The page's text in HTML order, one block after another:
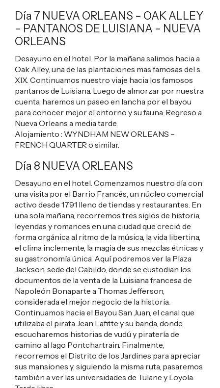
Día 7 NUEVA ORLEANS – OAK ALLEY
– PANTANOS DE LUISIANA – NUEVA
ORLEANS
Desayuno en el hotel. Por la mañana salimos hacia a
Oak Alley, una de las plantaciones mas famosas del s.
XIX. Continuamos nuestro viaje hacia los famosos
pantanos de Luisiana. Luego de almorzar por nuestra
cuenta, haremos un paseo en lancha por el bayou
para conocer mejor el entorno y su fauna. Regreso a
Nueva Orleans a media tarde.
Alojamiento : WYNDHAM NEW ORLEANS –
FRENCH QUARTER o similar.
Día 8 NUEVA ORLEANS
Desayuno en el hotel. Comenzamos nuestro día con
una visita por el Barrio Francés, un núcleo comercial
activo desde 1791 lleno de tiendas y restaurantes. En
una sola mañana, recorremos tres siglos de historia,
leyendas y romances en una ciudad que creció de
forma orgánica al ritmo de la música, la vida libertina,
el clima inclemente, la magia de sus mezclas étnicas y
su gastronomía única. Aquí podremos ver la Plaza
Jackson, sede del Cabildo, donde se custodian los
documentos de la venta de la Luisiana francesa de
Napoleón Bonaparte a Thomas Jefferson,
considerada el mejor negocio de la historia.
Continuamos hacia el Bayou San Juan, el canal que
utilizaba el pirata Jean Lafitte y su banda, donde
escucharemos historias de vudú y piratería de
camino al lago Pontchartrain. Finalmente,
recorremos el Distrito de los Jardines para apreciar
sus mansiones y, siguiendo la misma ruta, pasaremos
también a ver las universidades de Tulane y Loyola.